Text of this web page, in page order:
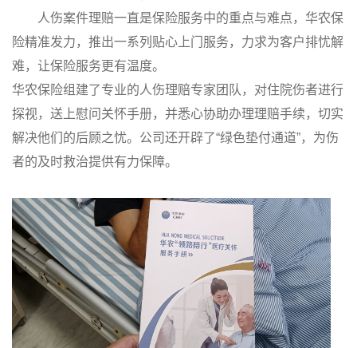
人伤案件理赔一直是保险服务中的重点与难点，华农保
险精准发力，推出一系列贴心上门服务，力求为客户排忧解
难，让保险服务更有温度。
华农保险组建了专业的人伤理赔专家团队，对住院伤者进行
探视，送上慰问关怀手册，并悉心协助办理理赔手续，切实
解决他们的后顾之忧。公司还开辟了“绿色垫付通道”，为伤
者的及时救治提供有力保障。